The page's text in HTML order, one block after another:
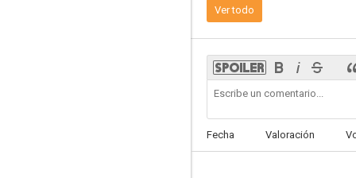
Ver todo
Fecha Valoración